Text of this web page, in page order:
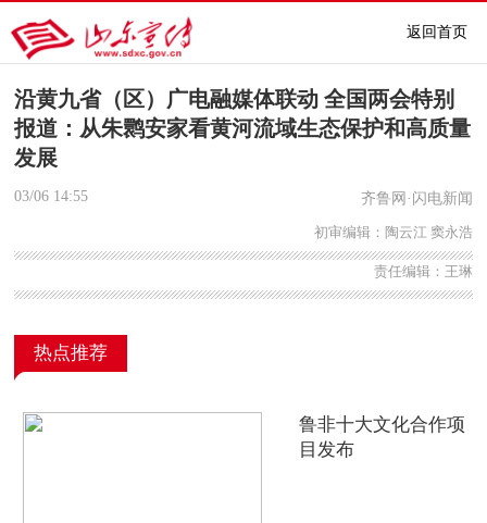
返回首页
沿黄九省（区）广电融媒体联动 全国两会特别
报道：从朱鹮安家看黄河流域生态保护和高质量
发展
03/06 14:55 齐鲁网·闪电新闻
初审编辑：陶云江 窦永浩
责任编辑：王琳
热点推荐
鲁非十大文化合作项
目发布